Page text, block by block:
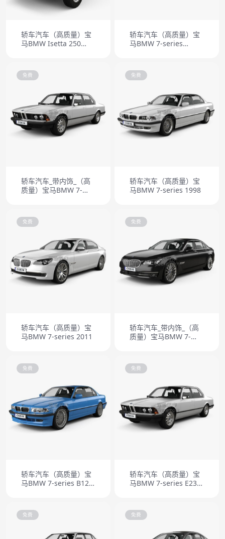
轿车汽车（高质量）宝
马BMW Isetta 250
轿车汽车（高质量）宝
马BMW 7-series
免费
轿车汽车_带内饰_（高
质量）宝马BMW 7-
免费
轿车汽车（高质量）宝
马BMW 7-series 1998
免费
轿车汽车（高质量）宝
马BMW 7-series 2011
免费
轿车汽车_带内饰_（高
质量）宝马BMW 7-
免费
轿车汽车（高质量）宝
马BMW 7-series B12
免费
轿车汽车（高质量）宝
马BMW 7-series E23
免费 免费